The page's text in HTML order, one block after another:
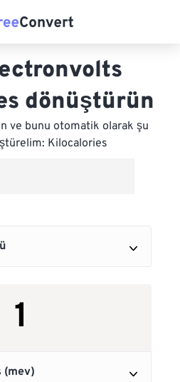
dönüştürün
ve bunu otomatik olarak şu
Kilocalories